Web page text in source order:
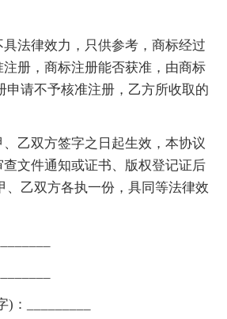
法律效力，只供参考，商标经过
册，商标注册能否获准，由商标
申请不予核准注册，乙方所收取的
乙双方签字之日起生效，本协议
文件通知或证书、版权登记证后
、乙双方各执一份，具同等法律效
：_________